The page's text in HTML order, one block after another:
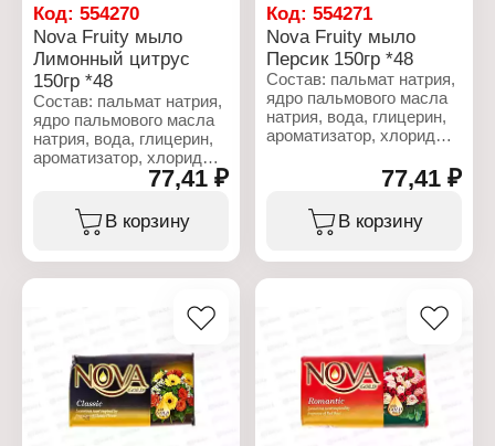
Код: 554270
Nova Fruity мыло
Лимонный цитрус
150гр *48
Состав: пальмат натрия,
ядро пальмового масла
натрия, вода, глицерин,
ароматизатор, хлорид
натрия, сульфат
лаурилового эфира
натрия, диоксид титана,
тетранатрий ЭДТА,
Серия: NOVA
Линейка: Fruity soap
Тип товара: Туалетное
мыло
77,41 ₽
В корзину
Код:554271
Nova Fruity мыло
Персик 150гр *48
Состав: пальмат натрия,
ядро пальмового масла
натрия, вода, глицерин,
ароматизатор, хлорид
лаурилового эфира
натрия, диоксид титана,
тетранатрий ЭДТА,
этидроновая кислота,
CI 45100.
Линейка: Fruity soap
Тип товара: Туалетное
мыло
Название: "Peach"
Аромат: персик
77,41 ₽
В корзину